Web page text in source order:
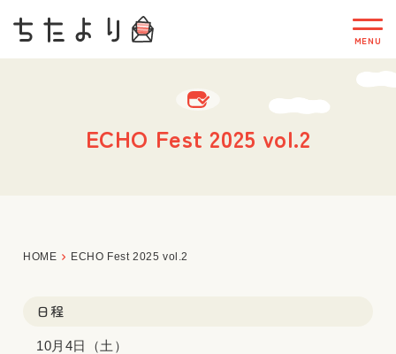
ECHO Fest 2025 vol.2
HOME ECHO Fest 2025 vol.2
日程
10月4日（土）